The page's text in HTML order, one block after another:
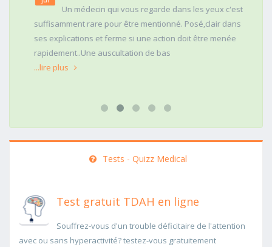
Un médecin qui vous regarde dans les yeux c'est
suffisamment rare pour être mentionné. Posé,clair dans
ses explications et ferme si une action doit être menée
rapidement..Une auscultation de bas
...lire plus
Tests - Quizz Medical
Test gratuit TDAH en ligne
Souffrez-vous d'un trouble déficitaire de l'attention
avec ou sans hyperactivité? testez-vous gratuitement